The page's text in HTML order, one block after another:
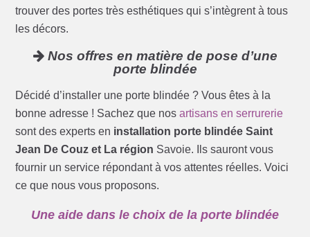
trouver des portes très esthétiques qui s’intègrent à tous
les décors.
Nos offres en matière de pose d’une
porte blindée
Décidé d’installer une porte blindée ? Vous êtes à la
bonne adresse ! Sachez que nosartisans en serrurerie
sont des experts en installation porte blindée Saint
Jean De Couz et La région Savoie. Ils sauront vous
fournir un service répondant à vos attentes réelles. Voici
ce que nous vous proposons.
Une aide dans le choix de la porte blindée